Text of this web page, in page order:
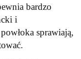
bardzo
i
sprawiają,